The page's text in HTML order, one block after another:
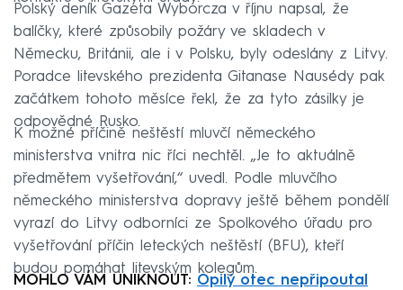
Polský deník Gazeta Wyborcza v říjnu napsal, že
balíčky, které způsobily požáry ve skladech v
Německu, Británii, ale i v Polsku, byly odeslány z Litvy.
Poradce litevského prezidenta Gitanase Nausédy pak
začátkem tohoto měsíce řekl, že za tyto zásilky je
odpovědné Rusko.
K možné příčině neštěstí mluvčí německého
ministerstva vnitra nic říci nechtěl. „Je to aktuálně
předmětem vyšetřování,“ uvedl. Podle mluvčího
německého ministerstva dopravy ještě během pondělí
vyrazí do Litvy odborníci ze Spolkového úřadu pro
vyšetřování příčin leteckých neštěstí (BFU), kteří
budou pomáhat litevským kolegům.
MOHLO VÁM UNIKNOUT: Opilý otec nepřipoutal